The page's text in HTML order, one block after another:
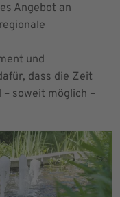
Angebot an
und
dass die Zeit
soweit möglich –